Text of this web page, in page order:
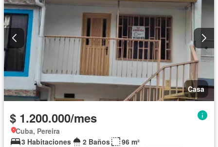
Casa
$ 1.200.000/mes
Cuba, Pereira
3 Habitaciones
2 Baños
96 m²